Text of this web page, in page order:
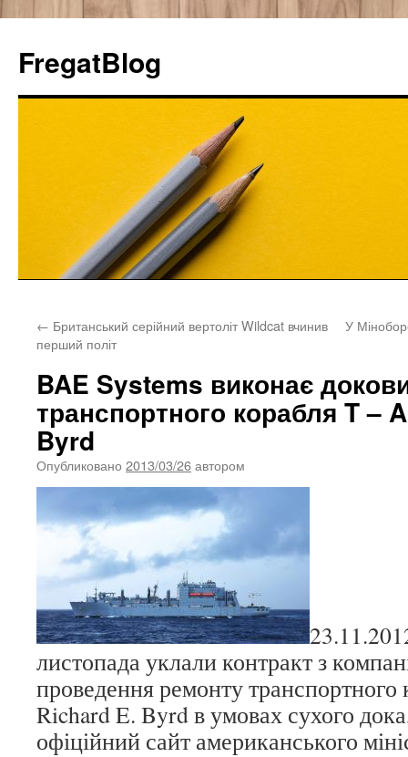
FregatBlog
← Британський серійний вертоліт Wildcat вчинив
перший політ
У
BAE Systems виконає
транспортного корабля T –
Byrd
Опубликовано 2013/03/26автором
листопада уклали контракт з
проведення ремонту
Richard E. Byrd в умовах сухого
офіційний сайт американського